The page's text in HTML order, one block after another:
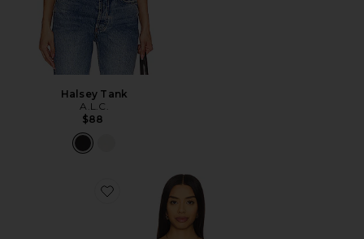
Halsey Tank
A.L.C.
$88
Favorite Jordana Bra